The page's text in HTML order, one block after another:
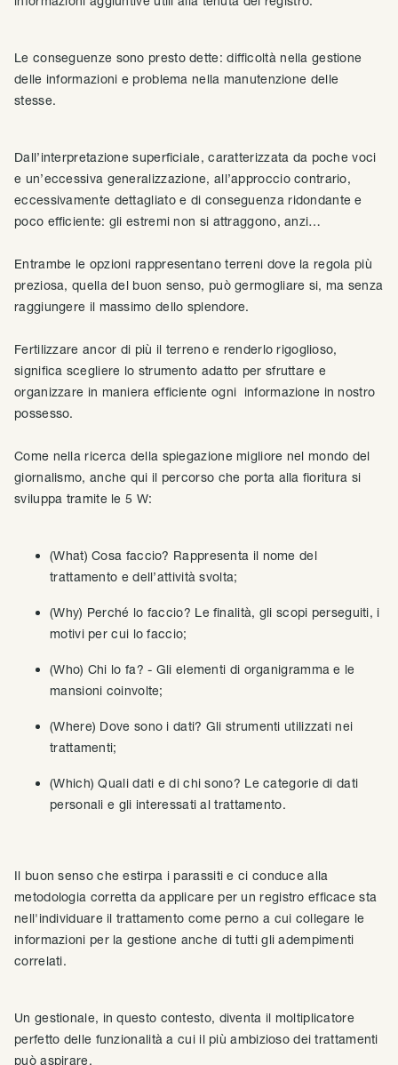
Le conseguenze sono presto dette: difficoltà nella gestione
delle informazioni e problema nella manutenzione delle
stesse.
Dall’interpretazione superficiale, caratterizzata da poche voci
e un’eccessiva generalizzazione, all’approccio contrario,
eccessivamente dettagliato e di conseguenza ridondante e
poco efficiente: gli estremi non si attraggono, anzi…
Entrambe le opzioni rappresentano terreni dove la regola più
preziosa, quella del buon senso, può germogliare si, ma senza
raggiungere il massimo dello splendore.
Fertilizzare ancor di più il terreno e renderlo rigoglioso,
significa scegliere lo strumento adatto per sfruttare e
organizzare in maniera efficiente ogni informazione in nostro
possesso.
Come nella ricerca della spiegazione migliore nel mondo del
giornalismo, anche qui il percorso che porta alla fioritura si
sviluppa tramite le 5 W:
(What) Cosa faccio? Rappresenta il nome del
trattamento e dell’attività svolta;
(Why) Perché lo faccio? Le finalità, gli scopi perseguiti, i
motivi per cui lo faccio;
(Who) Chi lo fa? - Gli elementi di organigramma e le
mansioni coinvolte;
(Where) Dove sono i dati? Gli strumenti utilizzati nei
trattamenti;
(Which) Quali dati e di chi sono? Le categorie di dati
personali e gli interessati al trattamento.
Il buon senso che estirpa i parassiti e ci conduce alla
metodologia corretta da applicare per un registro efficace sta
nell'individuare il trattamento come perno a cui collegare le
informazioni per la gestione anche di tutti gli adempimenti
correlati.
Un gestionale, in questo contesto, diventa il moltiplicatore
perfetto delle funzionalità a cui il più ambizioso dei trattamenti
può aspirare.